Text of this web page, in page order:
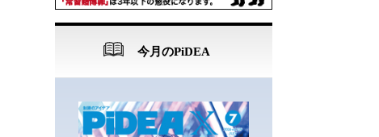
今月のPiDEA